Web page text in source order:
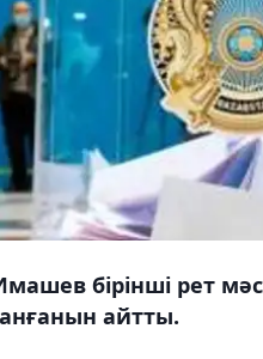
бірінші рет
айтты.